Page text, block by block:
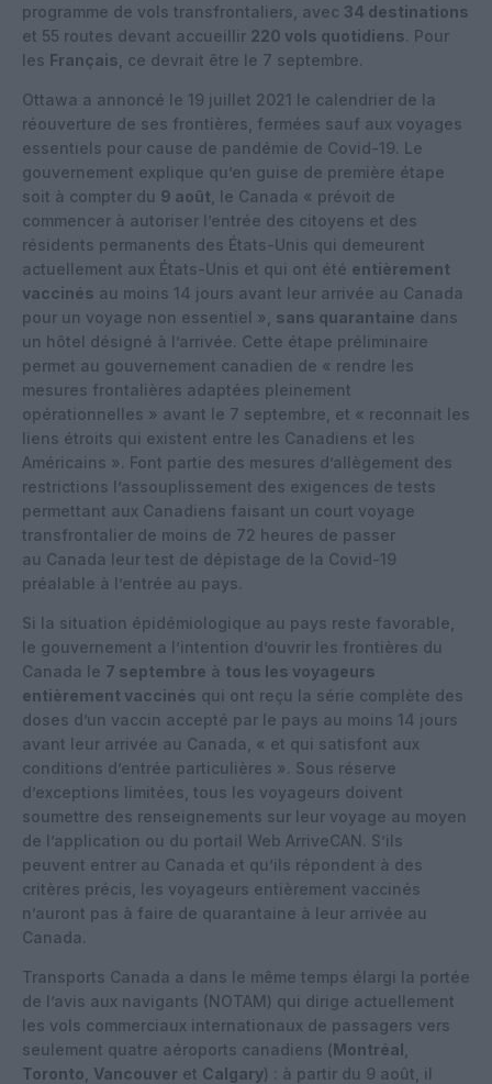
programme de vols transfrontaliers, avec 34 destinations
et 55 routes devant accueillir 220 vols quotidiens. Pour
les Français , ce devrait être le 7 septembre.
Ottawa a annoncé le 19 juillet 2021 le calendrier de la
réouverture de ses frontières, fermées sauf aux voyages
essentiels pour cause de pandémie de Covid-19. Le
gouvernement explique qu’en guise de première étape
soit à compter du 9 août , le Canada « prévoit de
commencer à autoriser l’entrée des citoyens et des
résidents permanents des États-Unis qui demeurent
actuellement aux États-Unis et qui ont été entièrement
vaccinés au moins 14 jours avant leur arrivée au Canada
pour un voyage non essentiel », sans quarantaine dans
un hôtel désigné à l’arrivée. Cette étape préliminaire
permet au gouvernement canadien de « rendre les
mesures frontalières adaptées pleinement
opérationnelles » avant le 7 septembre, et « reconnait les
liens étroits qui existent entre les Canadiens et les
Américains ». Font partie des mesures d’allègement des
restrictions l’assouplissement des exigences de tests
permettant aux Canadiens faisant un court voyage
transfrontalier de moins de 72 heures de passer
au Canada leur test de dépistage de la Covid-19
préalable à l’entrée au pays.
Si la situation épidémiologique au pays reste favorable,
le gouvernement a l’intention d’ouvrir les frontières du
Canada le 7 septembre à tous les voyageurs
entièrement vaccinés qui ont reçu la série complète des
doses d’un vaccin accepté par le pays au moins 14 jours
avant leur arrivée au Canada, « et qui satisfont aux
conditions d’entrée particulières ». Sous réserve
d’exceptions limitées, tous les voyageurs doivent
soumettre des renseignements sur leur voyage au moyen
de l’application ou du portail Web ArriveCAN. S’ils
peuvent entrer au Canada et qu’ils répondent à des
critères précis, les voyageurs entièrement vaccinés
n’auront pas à faire de quarantaine à leur arrivée au
Canada.
Transports Canada a dans le même temps élargi la portée
de l’avis aux navigants (NOTAM) qui dirige actuellement
les vols commerciaux internationaux de passagers vers
seulement quatre aéroports canadiens (Montréal
Toronto Vancouver et Calgary) : à partir du 9 août, il